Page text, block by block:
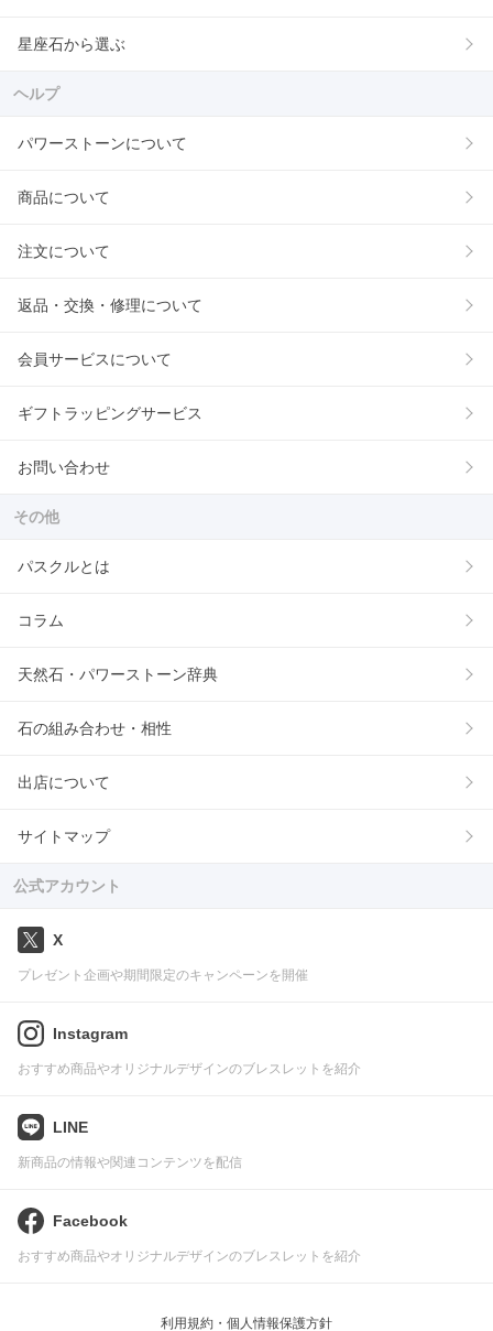
星座石から選ぶ
ヘルプ
パワーストーンについて
商品について
注文について
返品・交換・修理について
会員サービスについて
ギフトラッピングサービス
お問い合わせ
その他
パスクルとは
コラム
天然石・パワーストーン辞典
石の組み合わせ・相性
出店について
サイトマップ
公式アカウント
X
プレゼント企画や期間限定のキャンペーンを開催
Instagram
おすすめ商品やオリジナルデザインのブレスレットを紹介
LINE
新商品の情報や関連コンテンツを配信
Facebook
おすすめ商品やオリジナルデザインのブレスレットを紹介
利用規約・個人情報保護方針